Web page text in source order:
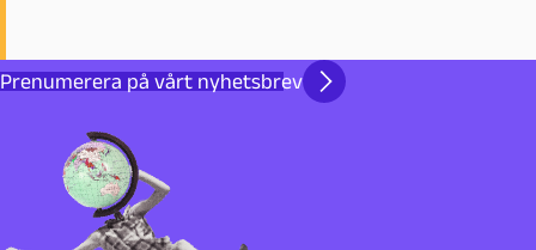
Prenumerera på vårt nyhetsbrev